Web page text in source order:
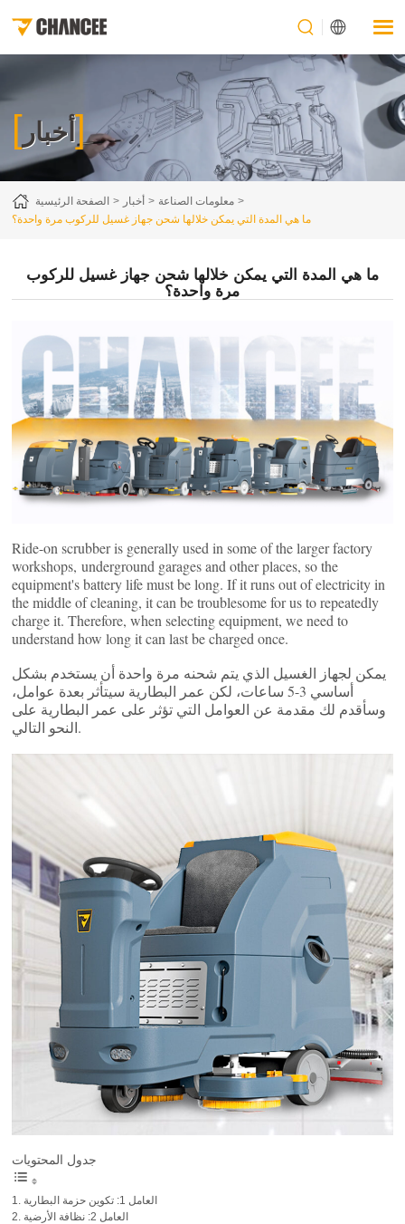
[ أخبار]
الصفحة الرئيسية أخبار
معلومات الصناعة
ما هي المدة التي يمكن خلالها شحن جهاز غسيل للركوب مرة واحدة؟
ما هي المدة التي يمكن خلالها شحن جهاز غسيل للركوب
مرة واحدة؟
Ride-on scrubber is generally used in some of the larger factory
workshops, underground garages and other places, so the
equipment's battery life must be long. If it runs out of electricity in
the middle of cleaning, it can be troublesome for us to repeatedly
charge it. Therefore, when selecting equipment, we need to
understand how long it can last be charged once.
يمكن لجهاز الغسيل الذي يتم شحنه مرة واحدة أن يستخدم بشكل
أساسي 3-5 ساعات، لكن عمر البطارية سيتأثر بعدة عوامل،
وسأقدم لك مقدمة عن العوامل التي تؤثر على عمر البطارية على
النحو التالي.
جدول المحتويات
العامل 1: تكوين حزمة البطارية
العامل 2: نظافة الأرضية